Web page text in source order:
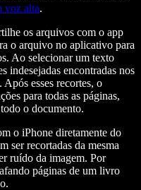
voz alta.
os arquivos com o app
o arquivo no aplicativo para
Ao selecionar um texto
indesejadas encontradas nos
esses recortes, o
para todas as páginas,
o documento.
o iPhone diretamente do
ser recortadas da mesma
ruído da imagem. Por
páginas de um livro